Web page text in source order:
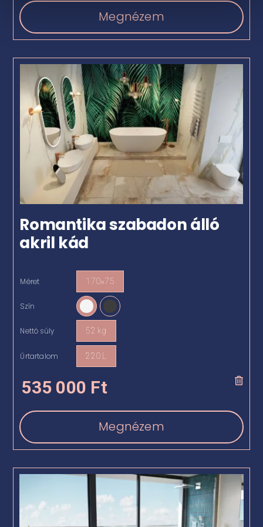
Megnézem
Romantika szabadon álló
akril kád
Méret 170×75
Szín
Nettó súly 52 kg
Űrtartalom 220 L
535 000 Ft
Megnézem